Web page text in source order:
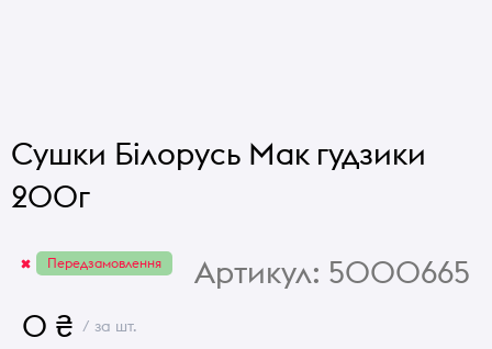
Сушки Білорусь Мак гудзики
200г
Передзамовлення Артикул: 5000665
0 ₴ / за шт.